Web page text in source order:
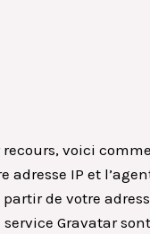
voici
IP et
de votre
Gravatar